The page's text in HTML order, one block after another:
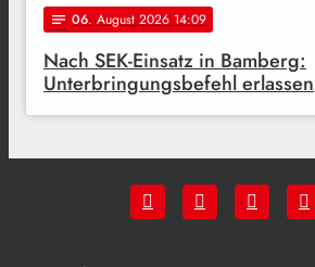
notes 06. August 2026 14:09
Nach SEK-Einsatz in Bamberg:
Unterbringungsbefehl erlassen